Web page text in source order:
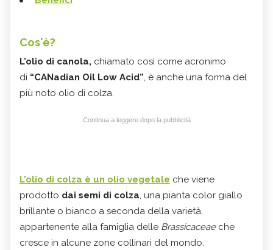
Cos'è?
L’olio di canola, chiamato così come acronimo
di “CANadian Oil Low Acid”, è anche una forma del
più noto olio di colza.
Continua a leggere dopo la pubblicità
L'olio di colza è un olio vegetale che viene
prodotto dai semi di colza, una pianta color giallo
brillante o bianco a seconda della varietà,
appartenente alla famiglia delle Brassicaceaeche
cresce in alcune zone collinari del mondo.